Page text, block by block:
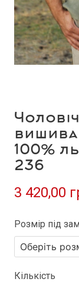
100%
236
3 420,00
Розмір під
Кількість